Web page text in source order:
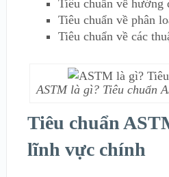
Tiêu chuẩn về hướng
Tiêu chuẩn về phân
Tiêu chuẩn về các
ASTM là gì? Tiêu chuẩn
Tiêu chuẩn
lĩnh vực chính